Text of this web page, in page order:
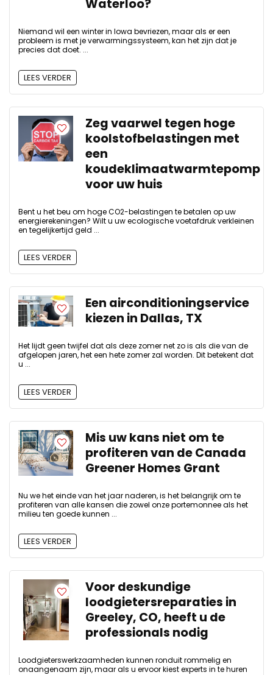
Waterloo?
Niemand wil een winter in Iowa bevriezen, maar als er een
probleem is met je verwarmingssysteem, kan het zijn dat je
precies dat doet. ...
LEES VERDER
Zeg vaarwel tegen hoge
koolstofbelastingen met
een
koudeklimaatwarmtepomp
voor uw huis
Bent u het beu om hoge CO2-belastingen te betalen op uw
energierekeningen? Wilt u uw ecologische voetafdruk verkleinen
en tegelijkertijd geld ...
LEES VERDER
Een airconditioningservice
kiezen in Dallas, TX
Het lijdt geen twijfel dat als deze zomer net zo is als die van de
afgelopen jaren, het een hete zomer zal worden. Dit betekent dat
u ...
LEES VERDER
Mis uw kans niet om te
profiteren van de Canada
Greener Homes Grant
Nu we het einde van het jaar naderen, is het belangrijk om te
profiteren van alle kansen die zowel onze portemonnee als het
milieu ten goede kunnen ...
LEES VERDER
Voor deskundige
loodgietersreparaties in
Greeley, CO, heeft u de
professionals nodig
Loodgieterswerkzaamheden kunnen ronduit rommelig en
onaangenaam zijn, maar als u ervoor kiest experts in te huren